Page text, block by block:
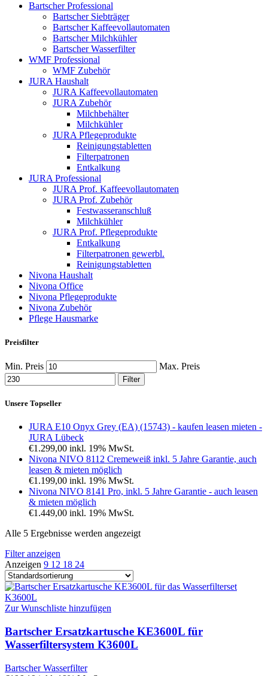
Bartscher Professional
Bartscher Siebträger
Bartscher Kaffeevollautomaten
Bartscher Milchkühler
Bartscher Wasserfilter
WMF Professional
WMF Zubehör
JURA Haushalt
JURA Kaffeevollautomaten
JURA Zubehör
Milchbehälter
Milchkühler
JURA Pflegeprodukte
Reinigungstabletten
Filterpatronen
Entkalkung
JURA Professional
JURA Prof. Kaffeevollautomaten
JURA Prof. Zubehör
Festwasseranschluß
Milchkühler
JURA Prof. Pflegeprodukte
Entkalkung
Filterpatronen gewerbl.
Reinigungstabletten
Nivona Haushalt
Nivona Office
Nivona Pflegeprodukte
Nivona Zubehör
Pflege Hausmarke
Preisfilter
Min. Preis Max. Preis
Filter
Unsere Topseller
JURA E10 Onyx Grey (EA) (15743) - kaufen leasen mieten -
JURA Lübeck
€1.299,00 inkl. 19% MwSt.
Nivona NIVO 8112 Cremeweiß inkl. 5 Jahre Garantie, auch
leasen & mieten möglich
€1.199,00 inkl. 19% MwSt.
Nivona NIVO 8141 Pro, inkl. 5 Jahre Garantie - auch leasen
& mieten möglich
€1.449,00 inkl. 19% MwSt.
Alle 5 Ergebnisse werden angezeigt
Filter anzeigen
Anzeigen 9 12 18 24
Zur Wunschliste hinzufügen
Bartscher Ersatzkartusche KE3600L für
Wasserfiltersystem K3600L
Bartscher Wasserfilter